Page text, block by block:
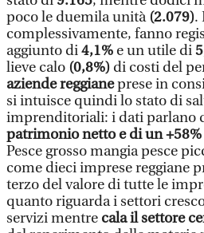
poco le duemila unità(2.079).
complessivamente, fanno
aggiunto di4,1% e un utile di
lieve calo (0,8%) di costi del
aziende reggianeprese in
si intuisce quindi lo stato di
imprenditoriali: i dati parlano
patrimonio netto e di un
Pesce grosso mangia pesce
come dieci imprese reggiane
terzo del valore di tutte le
quanto riguarda i settori
servizi mentre cala il settore